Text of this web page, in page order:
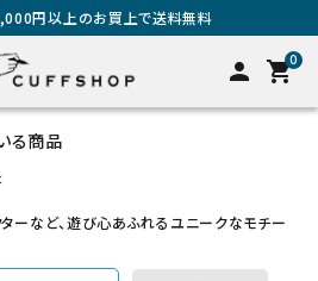
円以上のお買上で送料無料
person 0
shopping_cart
る商品
ターなど、遊び心あふれるユニークなモチー